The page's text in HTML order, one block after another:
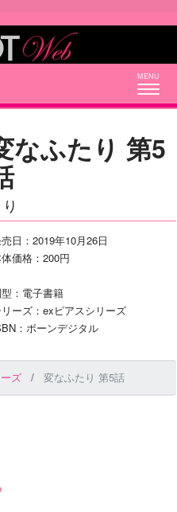
なふたり 第5
日：2019年10月26日
価格：200円
：電子書籍
ーズ：exピアスシリーズ
：ボーンデジタル
ズ 変なふたり 第5話